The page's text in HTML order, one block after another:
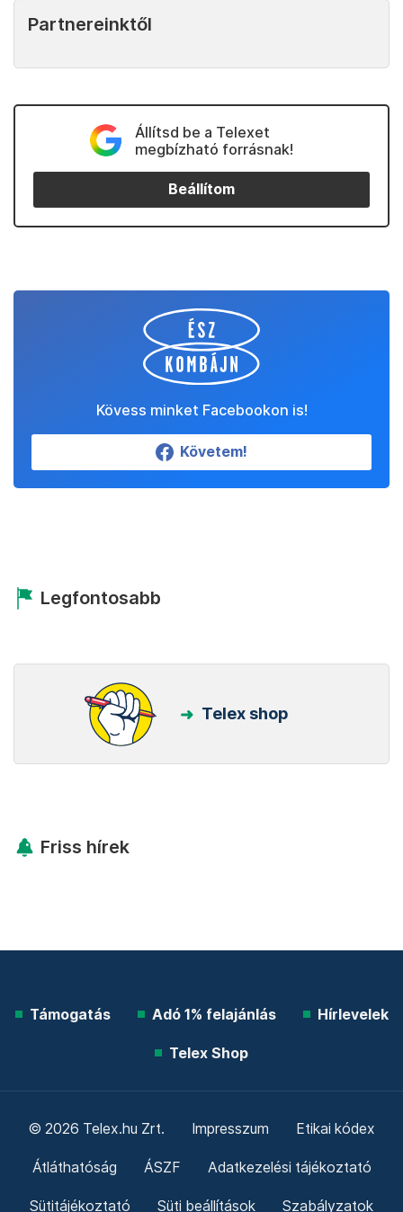
Partnereinktől
Állítsd be a Telexet
megbízható forrásnak!
Beállítom
Kövess minket Facebookon is!
Követem!
Legfontosabb
Telex shop
Friss hírek
Támogatás Adó 1% felajánlás Hírlevelek
Telex Shop
© 2026 Telex.hu Zrt. Impresszum Etikai kódex
Átláthatóság ÁSZF Adatkezelési tájékoztató
Sütitájékoztató Süti beállítások Szabályzatok